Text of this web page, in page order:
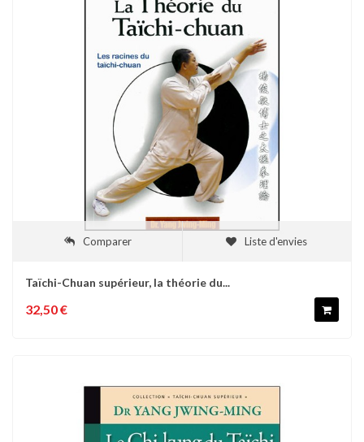
Comparer Liste d'envies
Taïchi-Chuan supérieur, la théorie du...
32,50 €